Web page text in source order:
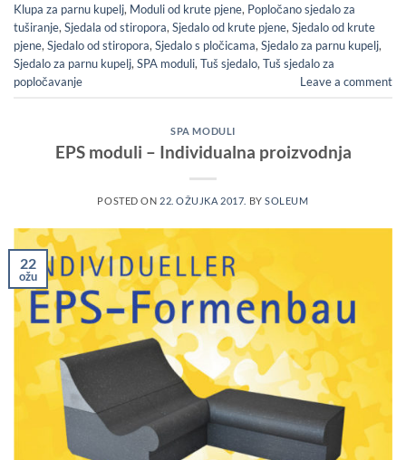
Klupa za parnu kupelj, Moduli od krute pjene, Popločano sjedalo za
tuširanje, Sjedala od stiropora, Sjedalo od krute pjene, Sjedalo od krute
pjene, Sjedalo od stiropora, Sjedalo s pločicama, Sjedalo za parnu kupelj,
Sjedalo za parnu kupelj, SPA moduli, Tuš sjedalo, Tuš sjedalo za
popločavanje
Leave a comment
SPA MODULI
EPS moduli – Individualna proizvodnja
POSTED ON 22. OŽUJKA 2017. BYSOLEUM
22
ožu